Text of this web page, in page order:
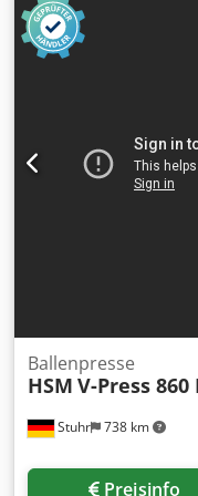
Presse ist in einem
geprüft und getestet.
Webseite oder
Apvor Die Angebote
vorbehalten und
Stuhr 738 km
Ballenpresse
HSM V-Press 860
Preisinfo